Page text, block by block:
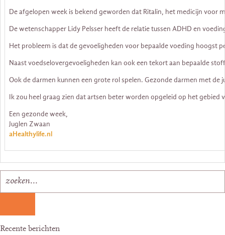
De afgelopen week is bekend geworden dat Ritalin, het medicijn voor
De wetenschapper Lidy Pelsser heeft de relatie tussen ADHD en
Het probleem is dat de gevoeligheden voor bepaalde voeding hoogst
Naast voedselovergevoeligheden kan ook een tekort aan bepaalde
Ook de darmen kunnen een grote rol spelen. Gezonde darmen met
Ik zou heel graag zien dat artsen beter worden opgeleid op het
Een gezonde week,
Juglen Zwaan
aHealthylife.nl
Recente berichten